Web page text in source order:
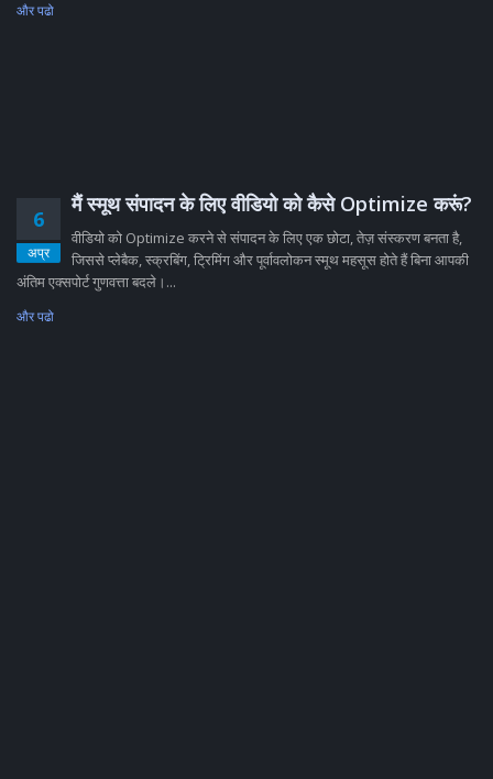
और पढो
6
अप्र
मैं स्मूथ संपादन के लिए वीडियो को कैसे Optimize करूं?
वीडियो को Optimize करने से संपादन के लिए एक छोटा, तेज़ संस्करण बनता है,
जिससे प्लेबैक, स्क्रबिंग, ट्रिमिंग और पूर्वावलोकन स्मूथ महसूस होते हैं बिना आपकी
अंतिम एक्सपोर्ट गुणवत्ता बदले।...
और पढो